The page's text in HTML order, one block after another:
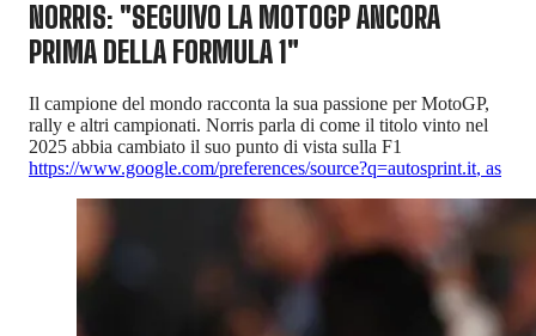
NORRIS: "SEGUIVO LA MOTOGP ANCORA
PRIMA DELLA FORMULA 1"
Il campione del mondo racconta la sua passione per MotoGP,
rally e altri campionati. Norris parla di come il titolo vinto nel
2025 abbia cambiato il suo punto di vista sulla F1
https://www.google.com/preferences/source?q=autosprint.it, as